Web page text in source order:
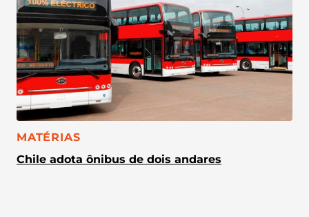
CATEGORIA:
MATÉRIAS
Chile adota ônibus de dois andares